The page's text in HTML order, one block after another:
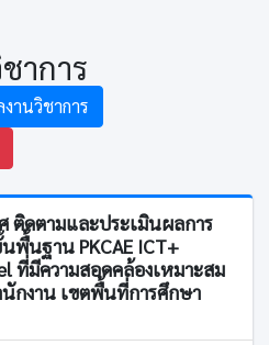
าการ
านวิชาการ
ติดตามและประเมินผลการ
พื้นฐาน PKCAE ICT+
ที่มีความสอดคล้องเหมาะสม
กงาน เขตพื้นที่การศึกษา